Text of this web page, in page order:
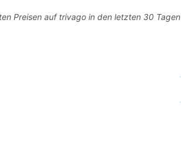
Preisen auf trivago in den letzten 30 Tagen